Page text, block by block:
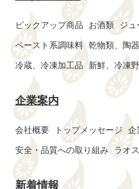
ピックアップ商品 お酒類 ジュ
ペースト系調味料 乾物類、陶
冷蔵、冷凍加工品 新鮮、冷凍
企業案内
会社概要 トップメッセージ 企
安全・品質への取り組み ラオ
新着情報